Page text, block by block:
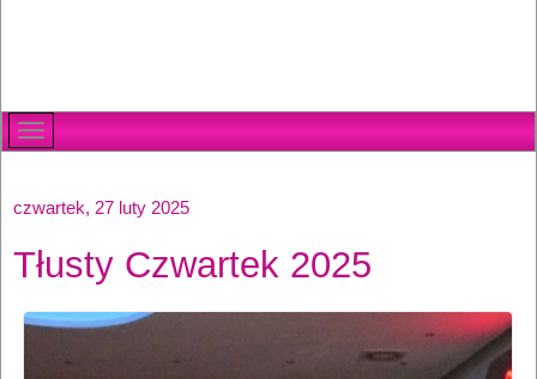
czwartek, 27 luty 2025
Tłusty Czwartek 2025